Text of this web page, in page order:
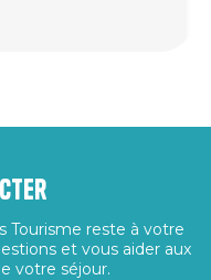
Tourisme reste à votre
et vous aider aux
votre séjour.